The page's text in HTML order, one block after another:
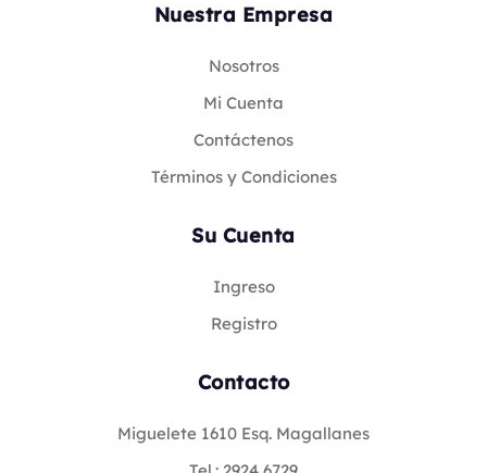
Nuestra Empresa
Nosotros
Mi Cuenta
Contáctenos
Términos y Condiciones
Su Cuenta
Ingreso
Registro
Contacto
Miguelete 1610 Esq. Magallanes